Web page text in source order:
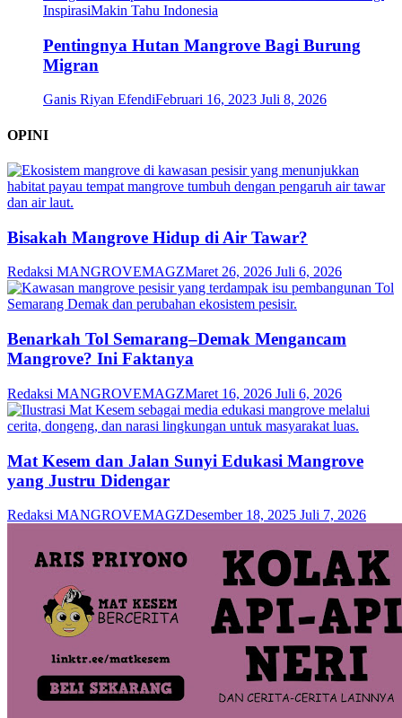
InspirasiMakin Tahu Indonesia
Pentingnya Hutan Mangrove Bagi Burung
Migran
Ganis Riyan EfendiFebruari 16, 2023 Juli 8, 2026
OPINI
Bisakah Mangrove Hidup di Air Tawar?
Redaksi MANGROVEMAGZMaret 26, 2026 Juli 6, 2026
Benarkah Tol Semarang–Demak Mengancam
Mangrove? Ini Faktanya
Redaksi MANGROVEMAGZMaret 16, 2026 Juli 6, 2026
Mat Kesem dan Jalan Sunyi Edukasi Mangrove
yang Justru Didengar
Redaksi MANGROVEMAGZDesember 18, 2025 Juli 7, 2026